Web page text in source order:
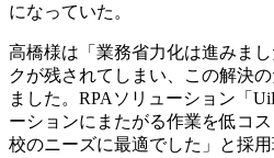
になっていた。
高橋様は「業務省力化は進みま
クが残されてしまい、この解決
ました。RPAソリューション「
ーションにまたがる作業を低コ
校のニーズに最適でした」と採用